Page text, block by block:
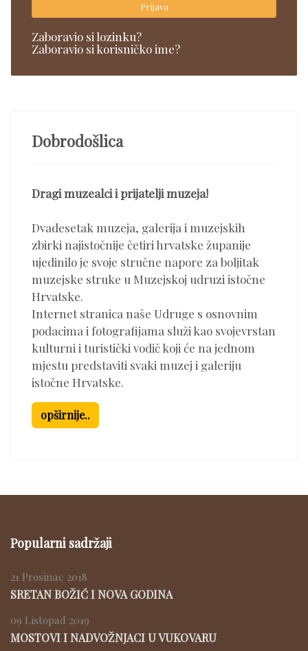
Prijava
Zaboravio si lozinku?
Zaboravio si korisničko ime?
Dobrodošlica
Dragi muzealci i prijatelji muzeja!
Dvadesetak muzeja, galerija i muzejskih
zbirki najistočnije četiri hrvatske županije
ujedinilo je svoje stručne napore za boljitak
muzejske struke u Muzejskoj udruzi istočne
Hrvatske.
Internet stranica naše Udruge s osnovnim
podacima i fotografijama služi kao svojevrstan
kulturni i turistički vodič koji će na jednom
mjestu predstaviti svaki muzej i galeriju
istočne Hrvatske.
opširnije..
Popularni sadržaji
21 Prosinac 2018
SRETAN BOŽIĆ I NOVA GODINA
09 Listopad 2019
MOSTOVI I NADVOŽNJACI U VUKOVARU